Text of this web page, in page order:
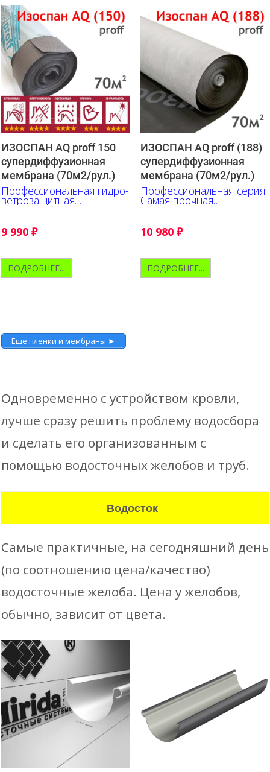
ИЗОСПАН AQ proff 150
супердиффузионная
мембрана (70м2/рул.)
Профессиональная гидро-
ветрозащитная
супердиффузионная
9 990 ₽
ПОДРОБНЕЕ...
ИЗОСПАН AQ proff (188)
супердиффузионная
мембрана (70м2/рул.)
Профессиональная серия.
Самая прочная
супердиффузионная
10 980 ₽
ПОДРОБНЕЕ...
Еще пленки и мембраны ►
Одновременно с устройством кровли,
лучше сразу решить проблему водосбора
и сделать его организованным с
помощью водосточных желобов и труб.
Водосток
Самые практичные, на сегодняшний день
(по соотношению цена/качество)
водосточные желоба. Цена у желобов,
обычно, зависит от цвета.